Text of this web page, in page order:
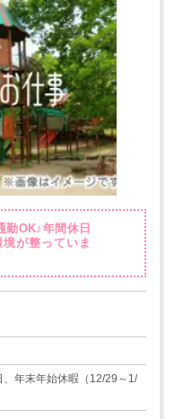
勤OK♪年間休日
が整っていま
、年末年始休暇（12/29～1/